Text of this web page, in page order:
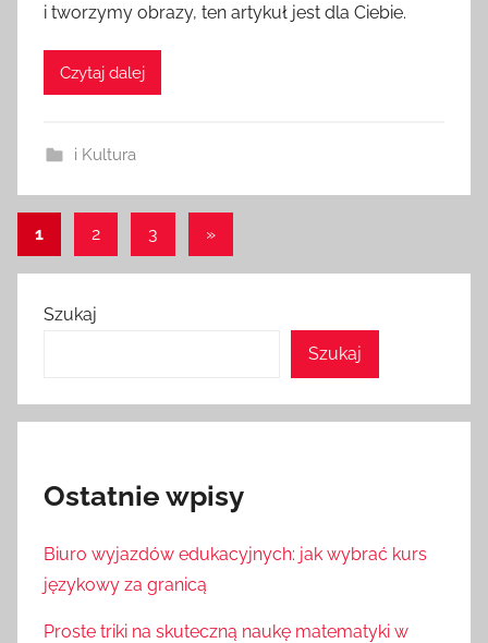
i tworzymy obrazy, ten artykuł jest dla Ciebie.
Czytaj dalej
i Kultura
Stronicowanie
wpisów
1 2 3
Następne
wpisy
»
Szukaj
Szukaj
Ostatnie wpisy
Biuro wyjazdów edukacyjnych: jak wybrać kurs
językowy za granicą
Proste triki na skuteczną naukę matematyki w